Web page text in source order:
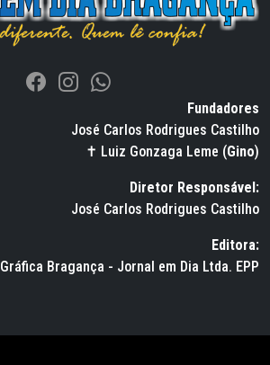
Fundadores
José Carlos Rodrigues Castilho
✝ Luiz Gonzaga Leme (Gino)
Diretor Responsável:
José Carlos Rodrigues Castilho
Editora:
Gráfica Bragança - Jornal em Dia Ltda. EPP